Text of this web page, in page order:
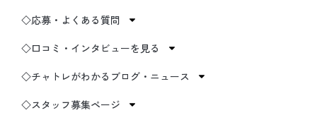
◇応募・よくある質問
◇口コミ・インタビューを見る
◇チャトレがわかるブログ・ニュース
◇スタッフ募集ページ